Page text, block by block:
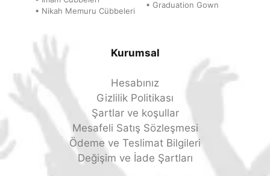
▪ Nikah Memuru Cübbeleri
▪ Graduation Gown
Kurumsal
Hesabınız
Gizlilik Politikası
Şartlar ve koşullar
Mesafeli Satış Sözleşmesi
Ödeme ve Teslimat Bilgileri
Değişim ve İade Şartları